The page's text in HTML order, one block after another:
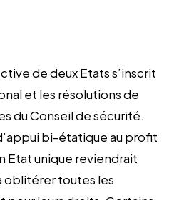
de deux Etats s’inscrit
et les résolutions de
du Conseil de sécurité.
bi-étatique au profit
Etat unique reviendrait
oblitérer toutes les